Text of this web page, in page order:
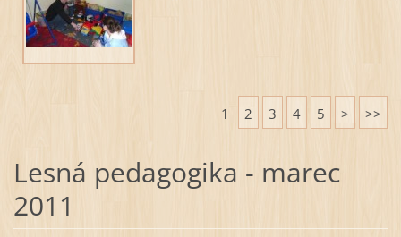
1 2 3 4 5 > >>
Lesná pedagogika - marec
2011